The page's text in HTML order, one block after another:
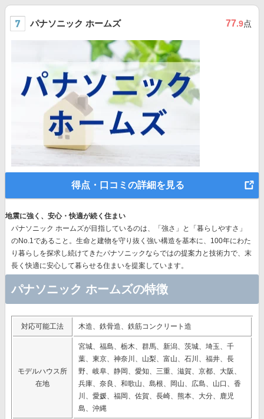
パナソニック ホームズ 77.9点
得点・口コミの詳細を見る
地震に強く、安心・快適が続く住まい
パナソニック ホームズが目指しているのは、「強さ」と「暮らしやすさ」
のNo.1であること。生命と建物を守り抜く強い構造を基本に、 100年にわた
り暮らしを探求し続けてきたパナソニックならではの提案力と技術力で、末
長く快適に安心して暮らせる住まいを提案しています。
パナソニック ホームズの特徴
対応可能工法 木造、鉄骨造、鉄筋コンクリート造
モデルハウス所
在地
宮城、福島、栃木、群馬、新潟、茨城、埼玉、千
葉、東京、神奈川、山梨、富山、石川、福井、長
野、岐阜、静岡、愛知、三重、滋賀、京都、大阪、
兵庫、奈良、和歌山、島根、岡山、広島、山口、香
川、愛媛、福岡、佐賀、長崎、熊本、大分、鹿児
島、沖縄